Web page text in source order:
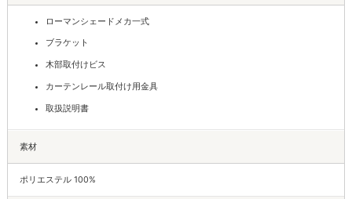
ローマンシェードメカ一式
ブラケット
木部取付けビス
カーテンレール取付け用金具
取扱説明書
素材
ポリエステル 100%